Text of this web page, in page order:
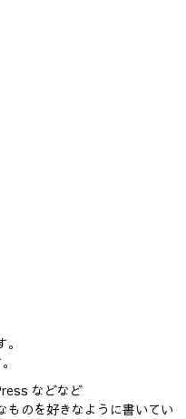
などなど
ものを好きなように書いてい